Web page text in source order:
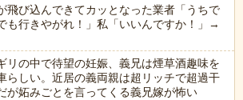
飛び込んできてカッとなった業者「うちで
も行きやがれ！」私「いいんですか！」→
リの中で待望の妊娠、義兄は煙草酒趣味を
らしい。近居の義両親は超リッチで超過干
が妬みごとを言ってくる義兄嫁が怖い